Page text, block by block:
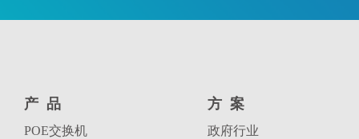
产品
POE交换机
方案
政府行业